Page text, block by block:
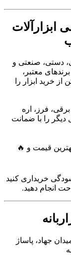
ابزارآلات
دستی، صنعتی و
معتبر،
خرید ابزار را
برقی، فرز، اره
دیگر را با ضمانت
قیمت و 🔥
خریداری کنید
انجام دهید.
جهاد، پاساژ